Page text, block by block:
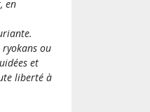
où
Puis, bien
partie
et est
créneau
par Tadao
en
ryokans ou
et
liberté à